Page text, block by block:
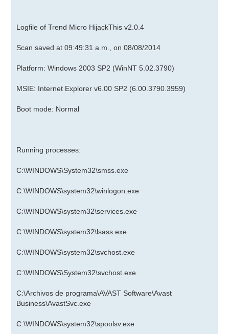
Logfile of Trend Micro HijackThis v2.0.4
Scan saved at 09:49:31 a.m., on 08/08/2014
Platform: Windows 2003 SP2 (WinNT 5.02.3790)
MSIE: Internet Explorer v6.00 SP2 (6.00.3790.3959)
Boot mode: Normal
Running processes:
C:\WINDOWS\System32\smss.exe
C:\WINDOWS\system32\winlogon.exe
C:\WINDOWS\system32\services.exe
C:\WINDOWS\system32\lsass.exe
C:\WINDOWS\system32\svchost.exe
C:\WINDOWS\System32\svchost.exe
C:\Archivos de programa\AVAST Software\Avast
Business\AvastSvc.exe
C:\WINDOWS\system32\spoolsv.exe